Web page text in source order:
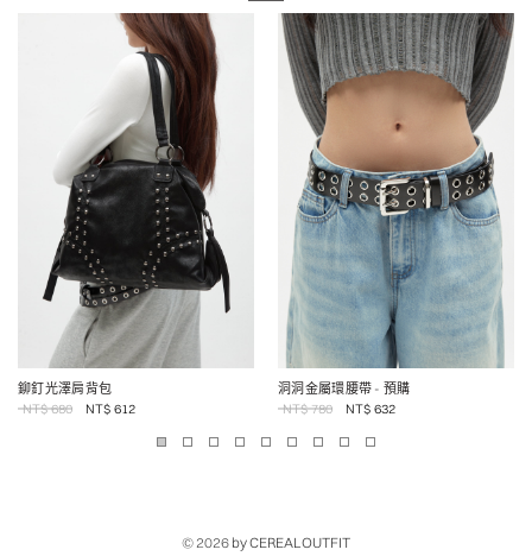
鉚釘光澤肩背包
NT$ 680 NT$ 612
洞洞金屬環腰帶 - 預購
NT$ 780 NT$ 632
© 2026 by CEREALOUTFIT